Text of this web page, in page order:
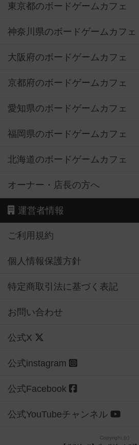
東京都のボードゲームカフェ
神奈川県のボードゲームカフェ
大阪府のボードゲームカフェ
京都府のボードゲームカフェ
愛知県のボードゲームカフェ
福岡県のボードゲームカフェ
北海道のボードゲームカフェ
オーナー・店長の方へ
運営者情報
ご利用規約
個人情報保護方針
特定商取引法に基づく表記
お問い合わせ
公式X
公式instagram
公式Facebook
公式YouTubeチャンネル
Copyright (c)